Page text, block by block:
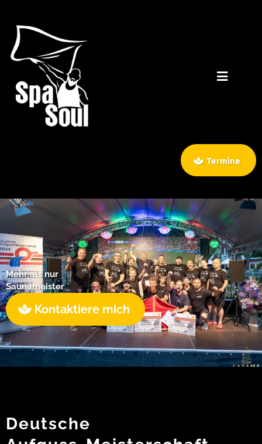
Termine
Mehr als nur
Saunameister
Kontaktiere mich
Deutsche